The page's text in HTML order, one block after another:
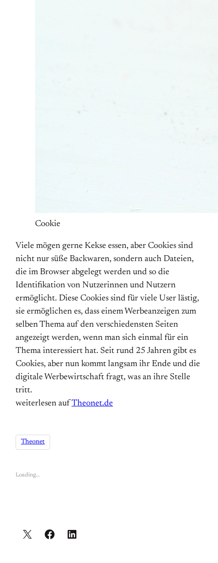
Cookie
Viele mögen gerne Kekse essen, aber Cookies sind
nicht nur süße Backwaren, sondern auch Dateien,
die im Browser abgelegt werden und so die
Identifikation von Nutzerinnen und Nutzern
ermöglicht. Diese Cookies sind für viele User lästig,
sie ermöglichen es, dass einem Werbeanzeigen zum
selben Thema auf den verschiedensten Seiten
angezeigt werden, wenn man sich einmal für ein
Thema interessiert hat. Seit rund 25 Jahren gibt es
Cookies, aber nun kommt langsam ihr Ende und die
digitale Werbewirtschaft fragt, was an ihre Stelle
tritt.
weiterlesen auf Theonet.de
Theonet
Loading…